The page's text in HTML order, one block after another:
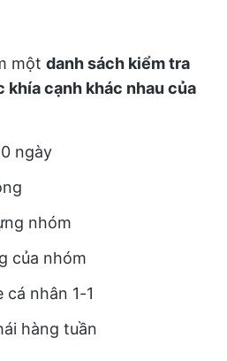
một danh sách kiểm tra
khía cạnh khác nhau của
ngày
nhóm
của nhóm
nhân 1-1
hàng tuần